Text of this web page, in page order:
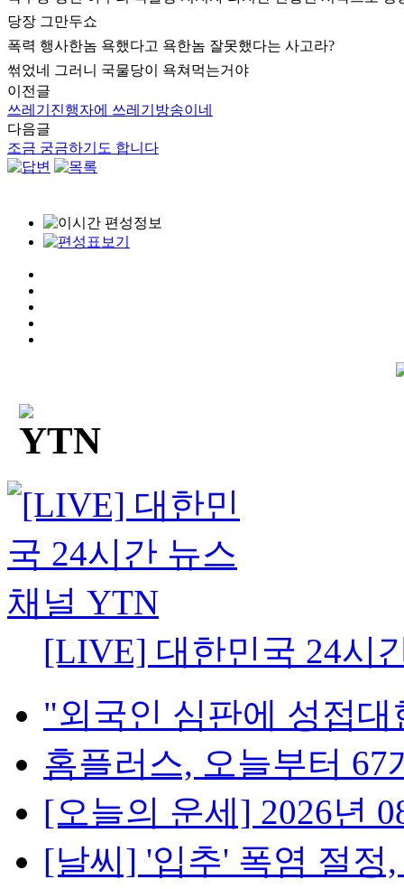
당장 그만두쇼
폭력 행사한놈 욕했다고 욕한놈 잘못했다는 사고라?
썪었네 그러니 국물당이 욕쳐먹는거야
이전글
쓰레기진행자에 쓰레기방송이네
다음글
조금 궁금하기도 합니다
[LIVE] 대한민국 24시
"외국인 심판에 성접대
홈플러스, 오늘부터 67
[오늘의 운세] 2026년
[날씨] '입추' 폭염 절정,